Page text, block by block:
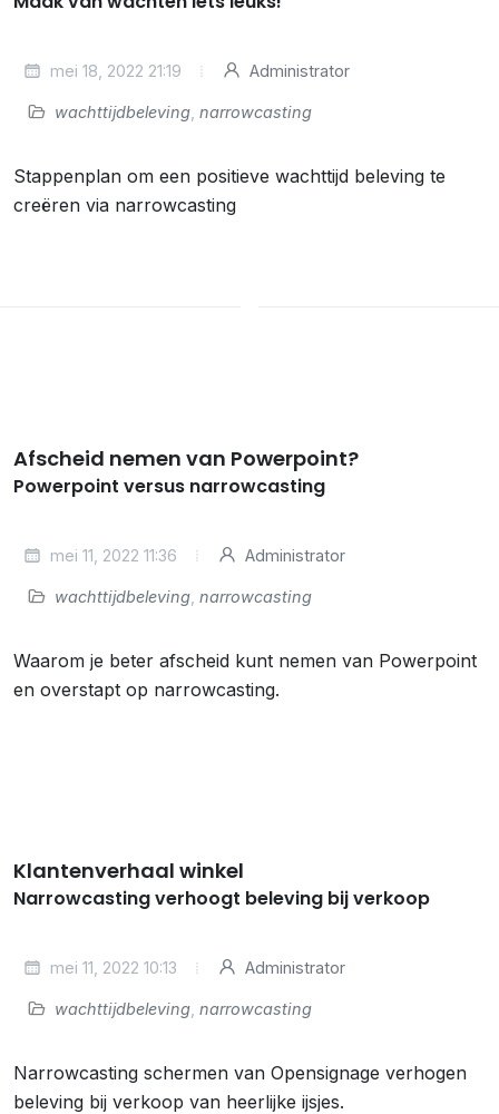
mei 18, 2022 21:19 Administrator
wachttijdbeleving narrowcasting
Stappenplan om een positieve wachttijd beleving te
creëren via narrowcasting
Afscheid nemen van Powerpoint?
Powerpoint versus narrowcasting
mei 11, 2022 11:36 Administrator
wachttijdbeleving narrowcasting
Waarom je beter afscheid kunt nemen van Powerpoint
en overstapt op narrowcasting.
Klantenverhaal winkel
Narrowcasting verhoogt beleving bij verkoop
mei 11, 2022 10:13 Administrator
wachttijdbeleving narrowcasting
Narrowcasting schermen van Opensignage verhogen
beleving bij verkoop van heerlijke ijsjes.